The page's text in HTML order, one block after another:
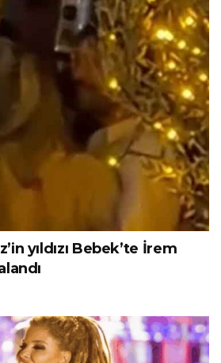
yıldızı Bebek’te İrem